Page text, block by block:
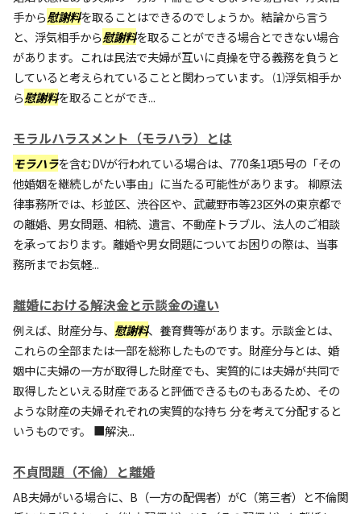
手から慰謝料を取ることはできるのでしょうか。結論から言う
と、浮気相手から慰謝料を取ることができる場合とできない場合
があります。これは民法で夫婦が互いに貞操を守る義務を負うと
していると考えられていることと関わっています。 ⑴浮気相手か
ら慰謝料を取ることができ...
モラルハラスメント（モラハラ）とは
モラハラを含むDVが行われている場合は、770条1項5号の「その
他婚姻を継続しがたい事由」に当たる可能性があります。 柳原法
律事務所では、杉並区、渋谷区や、武蔵野市等23区外の東京都で
の離婚、男女問題、相続、遺言、不動産トラブル、法人のご相談
を承っております。離婚や男女問題についてお困りの際は、当事
務所までお気軽...
離婚における解決金と示談金の違い
例えば、財産分与、 慰謝料、養育費等があります。示談金とは、
これらの全部または一部を総称したものです。財産分与とは、婚
姻中に夫婦の一方が取得した財産でも、実質的には夫婦が共同で
取得したといえる財産であると評価できるものもあるため、その
ような財産の夫婦それぞれの実質的な持ち 分を考えて分配すると
いうものです。 ■解決...
不貞問題（不倫）と離婚
AB夫婦がいる場合に、B（一方の配偶者）がC（第三者）と不倫関